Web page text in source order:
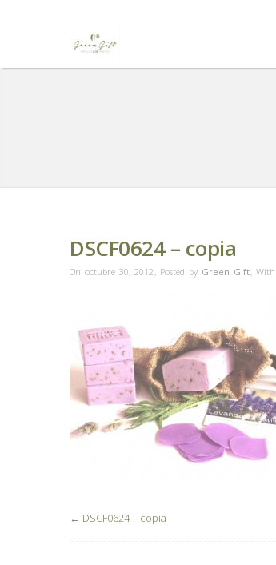
DSCF0624 – copia
On octubre 30, 2012 , Posted by Green Gift, With
← DSCF0624 – copia